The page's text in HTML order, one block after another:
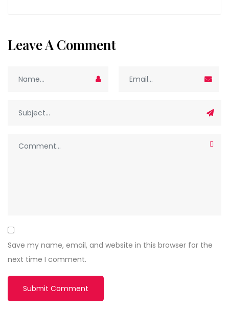
Leave A Comment
Save my name, email, and website in this browser for the
next time I comment.